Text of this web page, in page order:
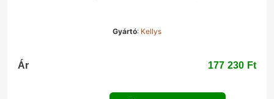
Gyártó: Kellys
Ár 177 230 Ft‎